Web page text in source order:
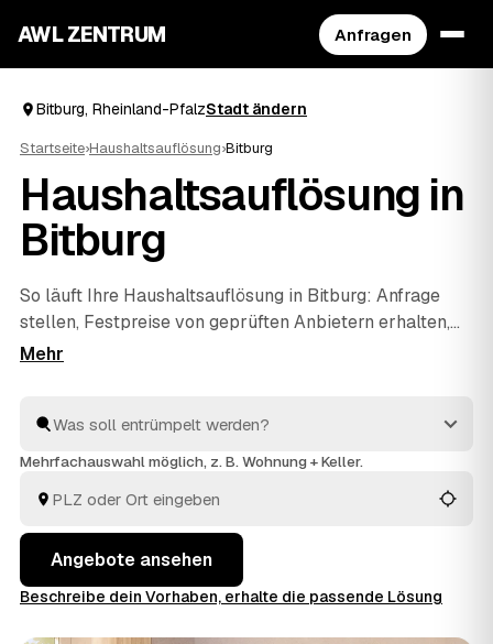
AWL ZENTRUM Anfragen
Bitburg, Rheinland-PfalzStadt ändern
Startseite›Haushaltsauflösung›Bitburg
Haushaltsauflösung in
Bitburg
So läuft Ihre Haushaltsauflösung in Bitburg: Anfrage
stellen, Festpreise von geprüften Anbietern erhalten,
vergleichen, beauftragen. Mehr müssen Sie nicht
entsorgen alles fachgerecht. Verwertbare Möbel oder
Antiquitäten aus dem Nachlass werden auf die Kosten
besenrein übergeben. Die Angebote aus Bitburg und
KyllburgundSchweichliegen Ihnen gebündelt vor,
ohne dass Sie selbst herumtelefonieren.
Mehrfachauswahl möglich, z. B. Wohnung + Keller.
Angebote ansehen
Beschreibe dein Vorhaben, erhalte die passende Lösung